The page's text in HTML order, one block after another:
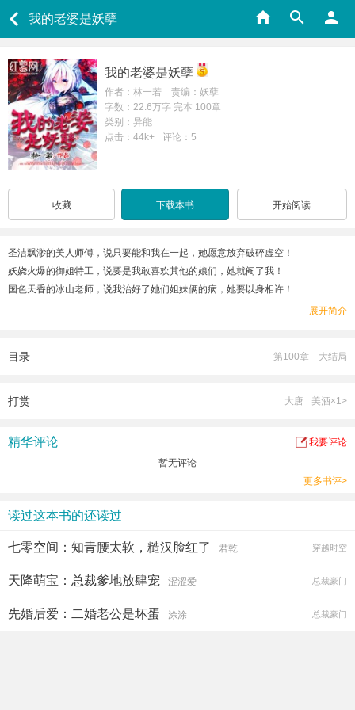
我的老婆是妖孽
我的老婆是妖孽
作者：林一若 责编：妖孽
字数：22.6万字 完本 100章
类别：异能
点击：44k+
评论：5
收藏 下载本书 开始阅读
圣洁飘渺的美人师傅，说只要能和我在一起，她愿意放弃破碎虚空！
妖娆火爆的御姐特工，说要是我敢喜欢其他的娘们，她就阉了我！
国色天香的冰山老师，说我治好了她们姐妹俩的病，她要以身相许！
哎，这么多的女妖孽，抢着做我的老婆，同志们，你们说我应该选哪位？
斗争，保卫地球和平的幸福生活。
展开简介
目录 第100章 大结局
打赏 大唐 美酒×1>
精华评论
我要评论
暂无评论
更多书评>
读过这本书的还读过
七零空间：知青腰太软，糙汉脸红了 君乾 穿越时空
天降萌宝：总裁爹地放肆宠 涩涩爱 总裁豪门
先婚后爱：二婚老公是坏蛋 涂涂 总裁豪门